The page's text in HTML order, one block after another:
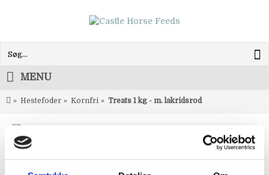
MENU
Hestefoder Kornfri Treats 1 kg - m. lakridsrod